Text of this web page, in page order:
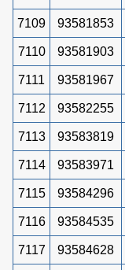
7109 93581853
7110 93581903
7111 93581967
7112 93582255
7113 93583819
7114 93583971
7115 93584296
7116 93584535
7117 93584628